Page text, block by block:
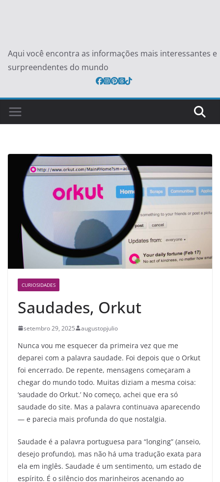
Aqui você encontra as informações mais interessantes e
surpreendentes do mundo
CURIOSIDADES
Saudades, Orkut
setembro 29, 2025 augustopjulio
Nunca vou me esquecer da primeira vez que me
deparei com a palavra saudade. Foi depois que o Orkut
foi encerrado. De repente, mensagens começaram a
chegar do mundo todo. Muitas diziam a mesma coisa:
‘saudade do Orkut.’ No começo, achei que era só
saudade do site. Mas a palavra continuava aparecendo
— e parecia mais profunda do que nostalgia.
Saudade é a palavra portuguesa para “longing” (anseio,
desejo profundo), mas não há uma tradução exata para
ela em inglês. Saudade é um sentimento, um estado de
espírito. É o silêncio dos marinheiros acenando ao